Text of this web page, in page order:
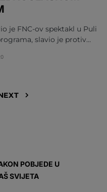
je FNC-ov spektakl u Puli
slavio je protiv…
POBJEDE U
SVIJETA